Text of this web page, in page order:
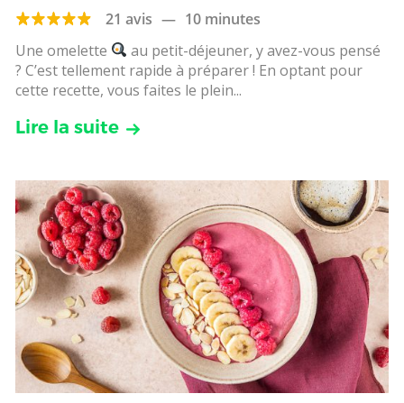
21 avis — 10 minutes
Une omelette
au petit-déjeuner, y avez-vous pensé
? C’est tellement rapide à préparer ! En optant pour
cette recette, vous faites le plein...
Lire la suite